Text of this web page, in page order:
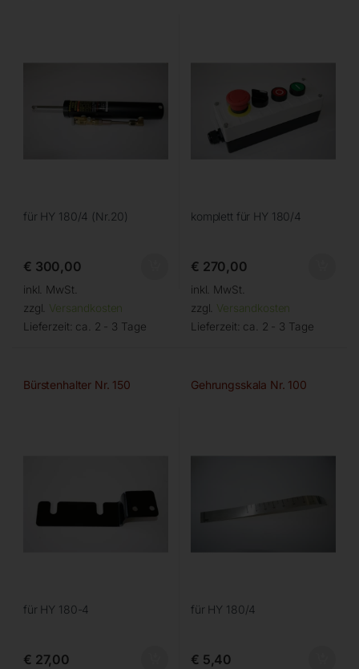
für HY 180/4 (Nr.20)
€ 300,00
inkl. MwSt.
zzgl. Versandkosten
Lieferzeit: ca. 2 - 3 Tage
komplett für HY 180/4
€ 270,00
inkl. MwSt.
zzgl. Versandkosten
Lieferzeit: ca. 2 - 3 Tage
Bürstenhalter Nr. 150
für HY 180-4
€ 27,00
Gehrungsskala Nr. 100
für HY 180/4
€ 5,40